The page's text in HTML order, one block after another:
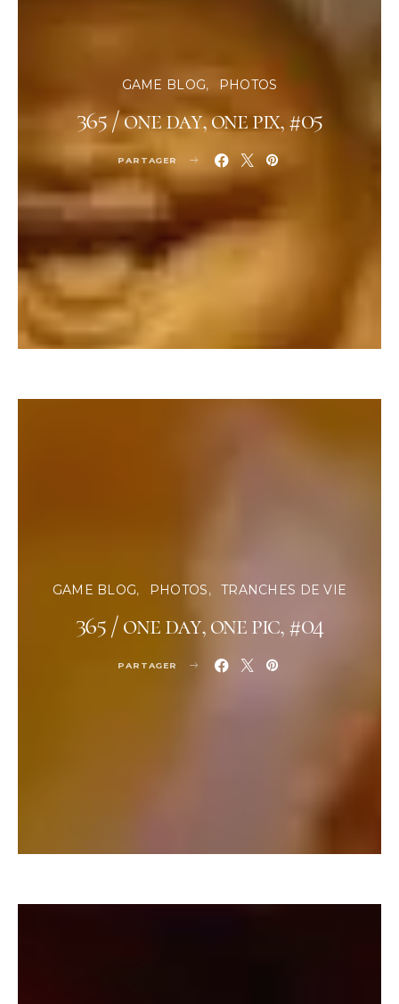
GAME BLOG PHOTOS
365 / one day, one pix, #05
PARTAGER
GAME BLOG PHOTOS TRANCHES DE VIE
365 / one day, one pic, #04
PARTAGER